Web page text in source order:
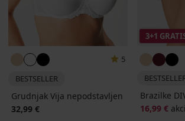
5
BESTSELLER
Grudnjak Vija nepodstavljen
32,99 €
3+1
Brazilke
16,99 €